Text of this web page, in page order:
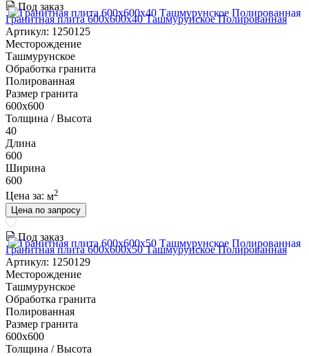
Под заказ
Гранитная плита 600х600x40 Ташмурунское Полированная
Артикул: 1250125
Месторождение
Ташмурунское
Обработка гранита
Полированная
Размер гранита
600х600
Толщина / Высота
40
Длина
600
Ширина
600
Цена за: м2
Цена по запросу
Под заказ
Гранитная плита 600х600x50 Ташмурунское Полированная
Артикул: 1250129
Месторождение
Ташмурунское
Обработка гранита
Полированная
Размер гранита
600х600
Толщина / Высота